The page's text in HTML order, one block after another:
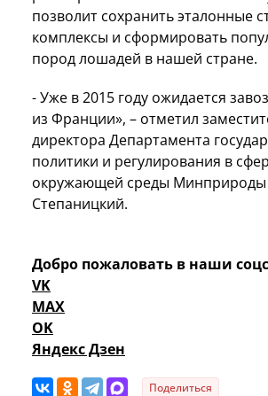
позволит сохранить эталонные
комплексы и сформировать
пород лошадей в нашей стране.
- Уже в 2015 году ожидается
из Франции», – отметил
директора Департамента
политики и регулирования в
окружающей среды Минприроды
Степаницкий.
Добро пожаловать в наши
VK
MAX
OK
Яндекс Дзен
Поделиться